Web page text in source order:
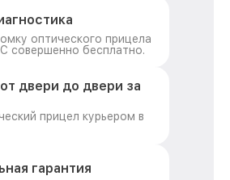
оптического прицела
совершенно бесплатно.
двери до двери за
прицел курьером в
гарантия